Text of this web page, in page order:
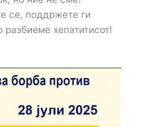
се, поддржете ги
хепатитисот!